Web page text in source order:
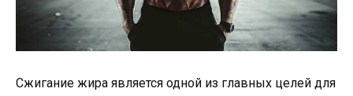
Сжигание жира является одной из главных целей для